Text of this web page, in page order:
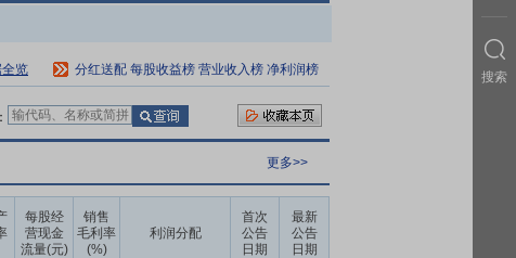
览 分红送配 每股收益榜 营业收入榜 净利润榜
更多>>
每股经
营现金
流量(元)
销售
毛利率
(%)
利润分配
首次
公告
日期
最新
公告
日期
搜索